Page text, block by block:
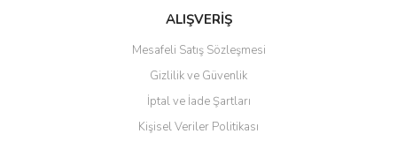
ALIŞVERİŞ
Mesafeli Satış Sözleşmesi
Gizlilik ve Güvenlik
İptal ve İade Şartları
Kişisel Veriler Politikası